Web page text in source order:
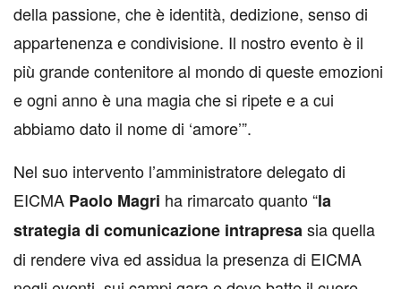
della passione, che è identità, dedizione, senso di
appartenenza e condivisione. Il nostro evento è il
più grande contenitore al mondo di queste emozioni
e ogni anno è una magia che si ripete e a cui
abbiamo dato il nome di ‘amore’”.
Nel suo intervento l’amministratore delegato di
EICMA Paolo Magri ha rimarcato quanto “la
strategia di comunicazione intrapresasia quella
di rendere viva ed assidua la presenza di EICMA